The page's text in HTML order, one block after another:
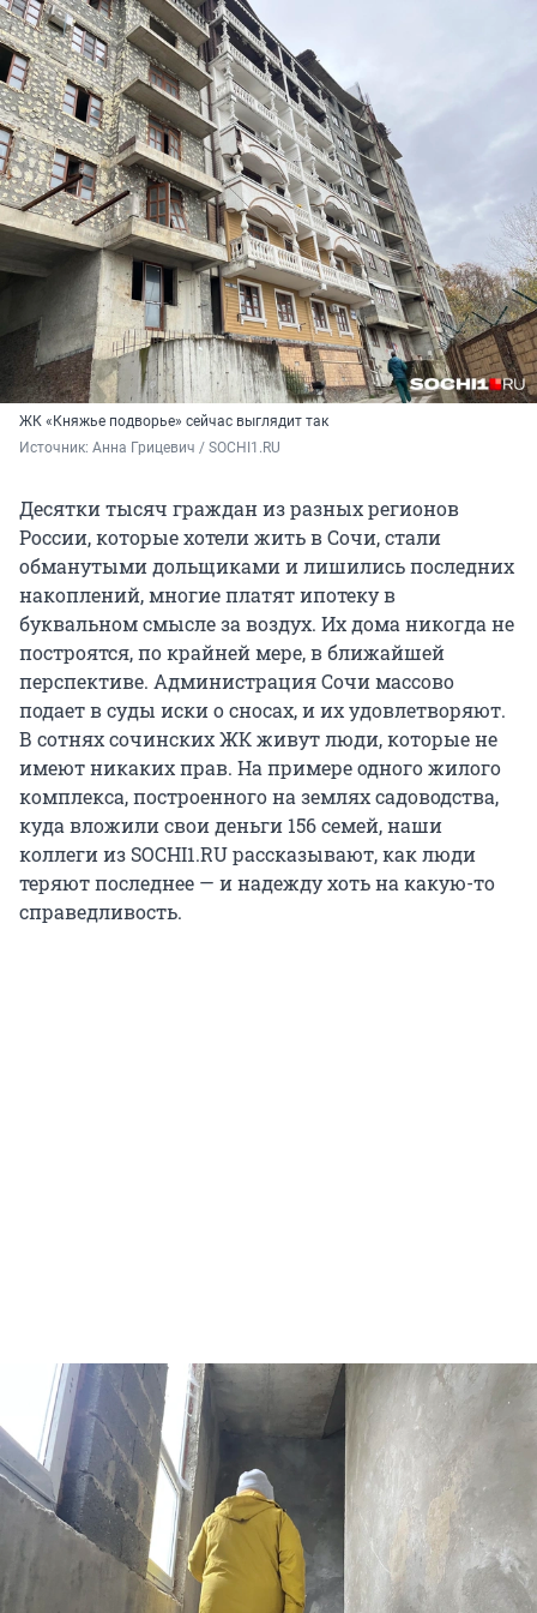
ЖК «Княжье подворье» сейчас выглядит так
Источник: Анна Грицевич / SOCHI1.RU
Десятки тысяч граждан из разных регионов
России, которые хотели жить в Сочи, стали
обманутыми дольщиками и лишились последних
накоплений, многие платят ипотеку в
буквальном смысле за воздух. Их дома никогда не
построятся, по крайней мере, в ближайшей
перспективе. Администрация Сочи массово
подает в суды иски о сносах, и их удовлетворяют.
В сотнях сочинских ЖК живут люди, которые не
имеют никаких прав. На примере одного жилого
комплекса, построенного на землях садоводства,
куда вложили свои деньги 156 семей, наши
коллеги из SOCHI1.RU рассказывают, как люди
теряют последнее — и надежду хоть на какую-то
справедливость.